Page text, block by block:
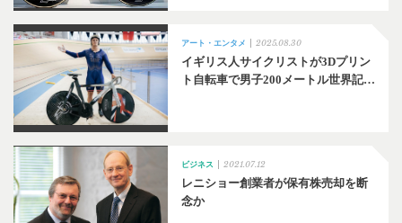
アート・エンタメ 2025.08.30
イギリス人サイクリストが3Dプリン
ト自転車で男子200メートル世界記…
ビジネス 2021.07.12
レニショー創業者が保有株売却を断
念か